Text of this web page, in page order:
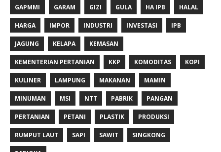
GAPMMI GARAM GIZI GULA HA IPB HALAL
HARGA IMPOR INDUSTRI INVESTASI IPB
JAGUNG KELAPA KEMASAN
KEMENTERIAN PERTANIAN KKP KOMODITAS KOPI
KULINER LAMPUNG MAKANAN MAMIN
MINUMAN MSI NTT PABRIK PANGAN
PERTANIAN PETANI PLASTIK PRODUKSI
RUMPUT LAUT SAPI SAWIT SINGKONG